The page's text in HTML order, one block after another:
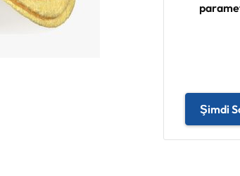
Şimdi